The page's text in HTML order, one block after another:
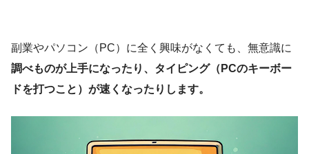
副業やパソコン（PC）に全く興味がなくても、無意識に
調べものが上手になったり、タイピング（PCのキーボー
ドを打つこと）が速くなったりします。